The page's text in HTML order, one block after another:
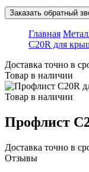
Заказать обратный
Главная
C20R для
Доставка точно в
Товар в наличии
Товар в наличии
Профлист
Доставка точно в
Отзывы